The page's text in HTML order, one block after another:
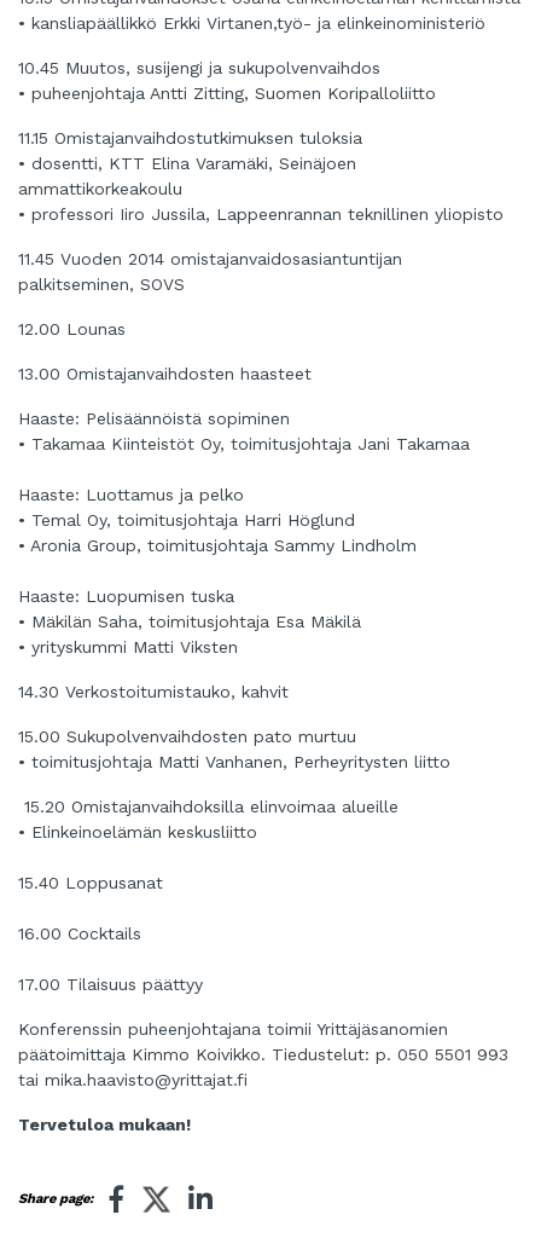
• kansliapäällikkö Erkki Virtanen,työ- ja elinkeinoministeriö
10.45 Muutos, susijengi ja sukupolvenvaihdos
• puheenjohtaja Antti Zitting, Suomen Koripalloliitto
11.15 Omistajanvaihdostutkimuksen tuloksia
• dosentti, KTT Elina Varamäki, Seinäjoen
ammattikorkeakoulu
• professori Iiro Jussila, Lappeenrannan teknillinen yliopisto
11.45 Vuoden 2014 omistajanvaidosasiantuntijan
palkitseminen, SOVS
12.00 Lounas
13.00 Omistajanvaihdosten haasteet
Haaste: Pelisäännöistä sopiminen
• Takamaa Kiinteistöt Oy, toimitusjohtaja Jani Takamaa
Haaste: Luottamus ja pelko
• Temal Oy, toimitusjohtaja Harri Höglund
• Aronia Group, toimitusjohtaja Sammy Lindholm
Haaste: Luopumisen tuska
• Mäkilän Saha, toimitusjohtaja Esa Mäkilä
• yrityskummi Matti Viksten
14.30 Verkostoitumistauko, kahvit
15.00 Sukupolvenvaihdosten pato murtuu
• toimitusjohtaja Matti Vanhanen, Perheyritysten liitto
15.20 Omistajanvaihdoksilla elinvoimaa alueille
• Elinkeinoelämän keskusliitto
15.40 Loppusanat
16.00 Cocktails
17.00 Tilaisuus päättyy
Konferenssin puheenjohtajana toimii Yrittäjäsanomien
päätoimittaja Kimmo Koivikko. Tiedustelut: p. 050 5501 993
tai mika.haavisto@yrittajat.fi
Tervetuloa mukaan!
Share page: